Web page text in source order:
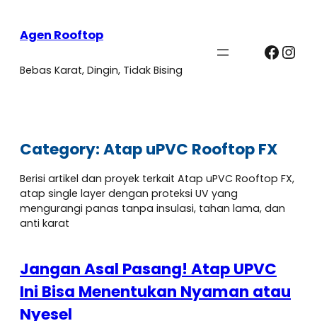
Agen Rooftop
Bebas Karat, Dingin, Tidak Bising
Category:Atap uPVC Rooftop FX
Berisi artikel dan proyek terkait Atap uPVC Rooftop FX,
atap single layer dengan proteksi UV yang
mengurangi panas tanpa insulasi, tahan lama, dan
anti karat
Jangan Asal Pasang! Atap UPVC
Ini Bisa Menentukan Nyaman atau
Nyesel